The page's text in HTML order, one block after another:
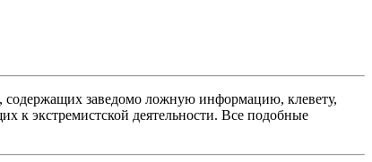
заведомо ложную информацию, клевету,
к экстремистской деятельности. Все подобные